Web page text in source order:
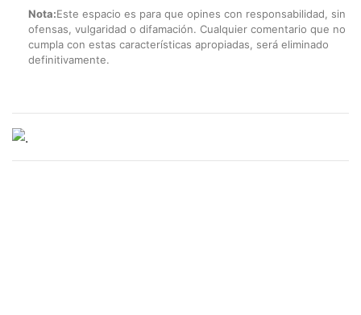
Nota:Este espacio es para que opines con responsabilidad, sin
ofensas, vulgaridad o difamación. Cualquier comentario que no
cumpla con estas características apropiadas, será eliminado
definitivamente.